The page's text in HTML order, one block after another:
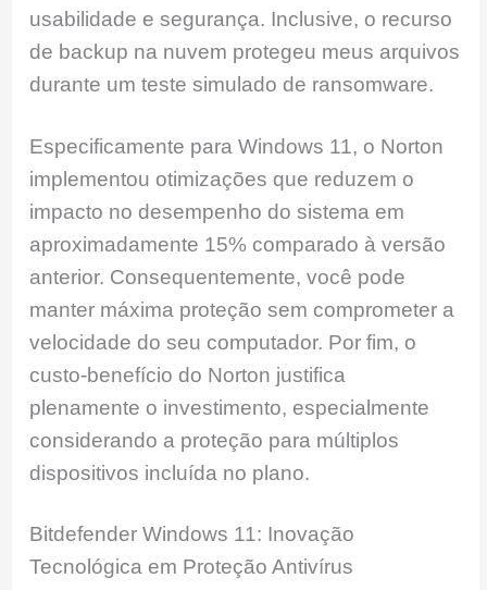
usabilidade e segurança. Inclusive, o recurso
de backup na nuvem protegeu meus arquivos
durante um teste simulado de ransomware.
Especificamente para Windows 11, o Norton
implementou otimizações que reduzem o
impacto no desempenho do sistema em
aproximadamente 15% comparado à versão
anterior. Consequentemente, você pode
manter máxima proteção sem comprometer a
velocidade do seu computador. Por fim, o
custo-benefício do Norton justifica
plenamente o investimento, especialmente
considerando a proteção para múltiplos
dispositivos incluída no plano.
Bitdefender Windows 11: Inovação
Tecnológica em Proteção Antivírus